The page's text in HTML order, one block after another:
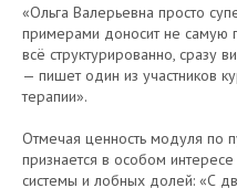
«Ольга Валерьевна просто
примерами доносит не
всё структурированно, сразу
— пишет один из участников
терапии».
Отмечая ценность модуля по
признается в особом
системы и лобных долей: «С